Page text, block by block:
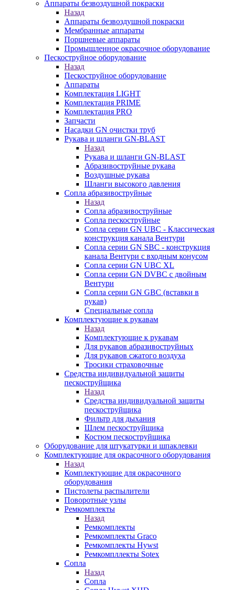
Аппараты безвоздушной покраски
Назад
Аппараты безвоздушной покраски
Мембранные аппараты
Поршневые аппараты
Промышленное окрасочное оборудование
Пескоструйное оборудование
Назад
Пескоструйное оборудование
Аппараты
Комплектация LIGHT
Комплектация PRIME
Комплектация PRO
Запчасти
Насадки GN очистки труб
Рукава и шланги GN-BLAST
Назад
Рукава и шланги GN-BLAST
Абразивоструйные рукава
Воздушные рукава
Шланги высокого давления
Сопла абразивоструйные
Назад
Сопла абразивоструйные
Сопла пескоструйные
Сопла серии GN UBC - Классическая
конструкция канала Вентури
Сопла серии GN SBC - конструкция
канала Вентури c входным конусом
Сопла серии GN UBC XL
Сопла серии GN DVBC с двойным
Вентури
Сопла серии GN GBC (вставки в
рукав)
Специальные сопла
Комплектующие к рукавам
Назад
Комплектующие к рукавам
Для рукавов абразивоструйных
Для рукавов сжатого воздуха
Тросики страховочные
Средства индивидуальной защиты
пескоструйщика
Назад
Средства индивидуальной защиты
пескоструйщика
Фильтр для дыхания
Шлем пескоструйщика
Костюм пескоструйщика
Оборудование для штукатурки и шпаклевки
Комплектующие для окрасочного оборудования
Назад
Комплектующие для окрасочного
оборудования
Пистолеты распылители
Поворотные узлы
Ремкомплекты
Назад
Ремкомплекты
Ремкомплекты Graco
Ремкомплекты Hywst
Ремкомпллекты Sotex
Сопла
Назад
Сопла